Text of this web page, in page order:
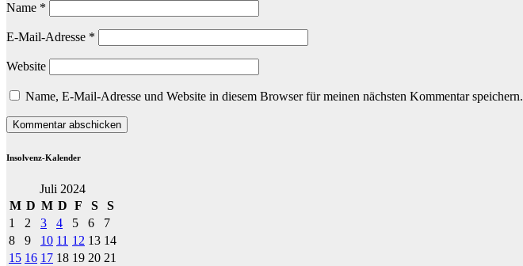
Name *
E-Mail-Adresse *
Website
Name, E-Mail-Adresse und Website in diesem Browser für meinen nächsten Kommentar speichern.
Insolvenz-Kalender
Juli 2024
M D M D F S
S
1
2 3 4 5 6
7
8
9 10 11 12 13 14
15 16 17 18 19 20 21